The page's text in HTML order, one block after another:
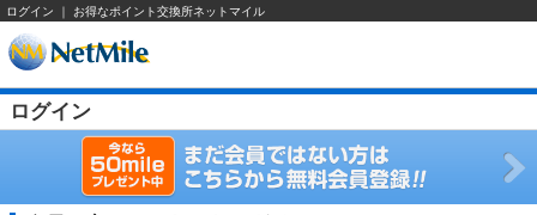
ログイン ｜ お得なポイント交換所ネットマイル
ログイン